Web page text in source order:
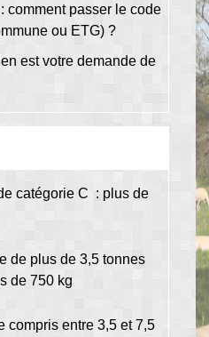
comment passer le code
ou ETG) ?
est votre demande de
catégorie C : plus de
de plus de 3,5 tonnes
de 750 kg
compris entre 3,5 et 7,5